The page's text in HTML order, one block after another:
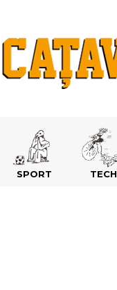
SPORT TECH